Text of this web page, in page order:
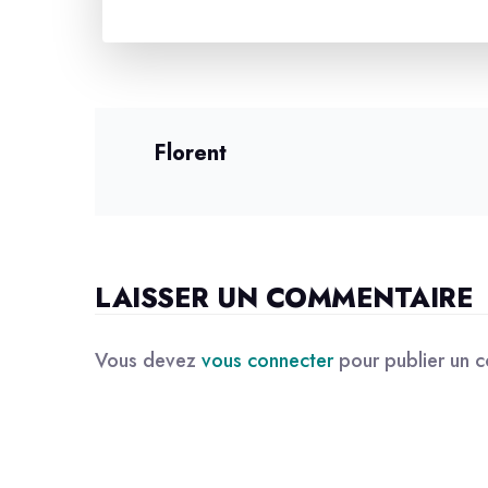
Florent
LAISSER UN COMMENTAIRE
Vous devez vous connecterpour publier un